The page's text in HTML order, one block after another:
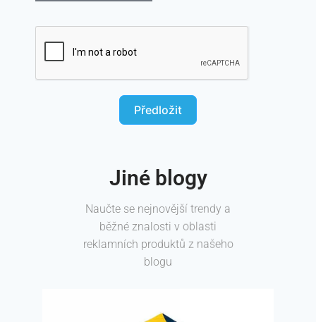
Předložit
Jiné blogy
Naučte se nejnovější trendy a
běžné znalosti v oblasti
reklamních produktů z našeho
blogu